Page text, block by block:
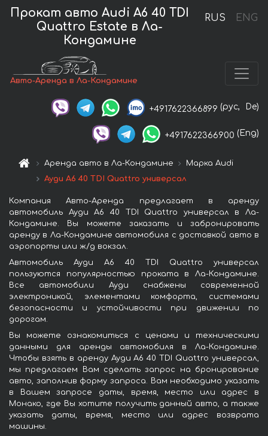
RUS ENG
Прокат авто Audi A6 40 TDI
Quattro Estate в Ла-
Кондамине
Авто-Аренда в Ла-Кондамине
+4917622366899 (рус, De)
+4917622366900 (Eng)
Аренда авто в Ла-Кондамине
Марка Audi
Ауди A6 40 TDI Quattro универсал
Компания Авто-Аренда предлагает в аренду
автомобиль Ауди A6 40 TDI Quattro универсал в Ла-
Кондамине. Вы можете заказать и забронировать
аренду в Ла-Кондамине автомобиля с доставкой авто в
аэропорты или ж/д вокзал.
Автомобиль Ауди A6 40 TDI Quattro универсал
пользуются популярностью проката в Ла-Кондамине.
Все автомобили Ауди снабжены современной
электроникой, элементами комфорта, системами
безопасности и устойчивости при движении по
дорогам.
Вы можете ознакомиться с ценами и техническими
данными для аренды автомобиля в Ла-Кондамине.
Чтобы взять в аренду Ауди A6 40 TDI Quattro универсал,
мы предлагаем Вам сделать запрос на бронирование
авто, заполнив форму запроса. Вам необходимо указать
в Вашем запросе даты, время, место или адрес в
Монако, где Вы хотите получить данный авто, а также
указать даты, время, место или адрес возврата
машины.